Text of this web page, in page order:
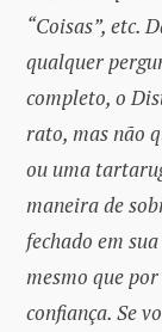
“Coisas”, etc.
qualquer
completo, o
rato, mas não
ou uma
maneira de
fechado em
mesmo que
confiança. Se